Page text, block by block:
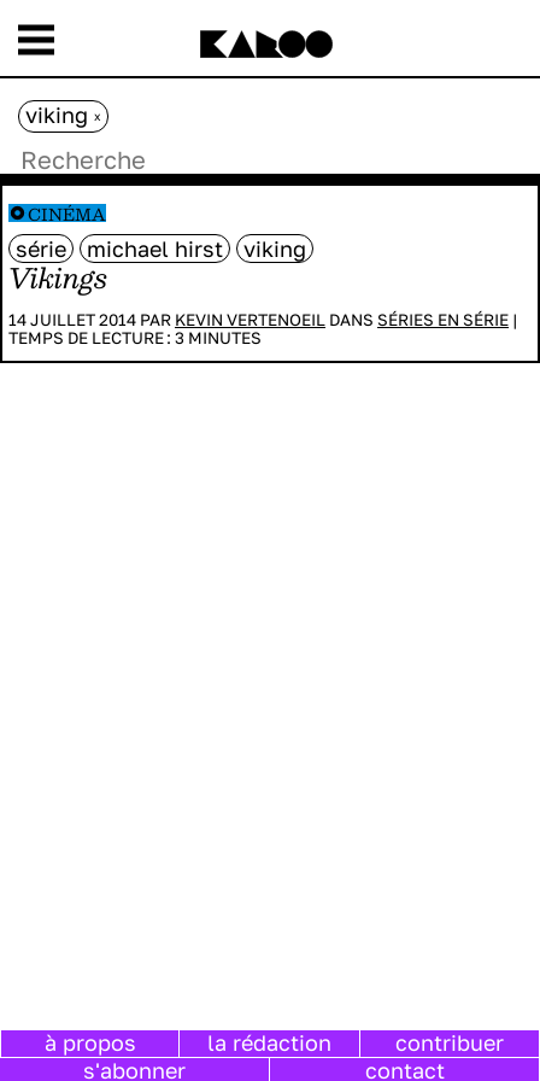
Vikings
14 JUILLET 2014 PAR KEVIN VERTENOEIL DANS SÉRIES EN SÉRIE |
TEMPS DE LECTURE : 3 MINUTES
série michael hirst viking
CINÉMA
viking x
à propos la rédaction
contribuer
s'abonner
contact